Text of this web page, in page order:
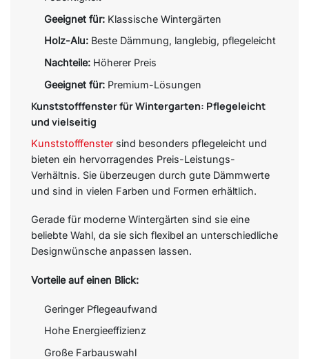
Geeignet für:Klassische Wintergärten
Holz-Alu:Beste Dämmung, langlebig, pflegeleicht
Nachteile:Höherer Preis
Geeignet für:Premium-Lösungen
Kunststofffenster für Wintergarten: Pflegeleicht
und vielseitig
Kunststofffenster sind besonders pflegeleicht und
bieten ein hervorragendes Preis-Leistungs-
Verhältnis. Sie überzeugen durch gute Dämmwerte
und sind in vielen Farben und Formen erhältlich.
Gerade für moderne Wintergärten sind sie eine
beliebte Wahl, da sie sich flexibel an unterschiedliche
Designwünsche anpassen lassen.
Vorteile auf einen Blick:
Geringer Pflegeaufwand
Hohe Energieeffizienz
Große Farbauswahl